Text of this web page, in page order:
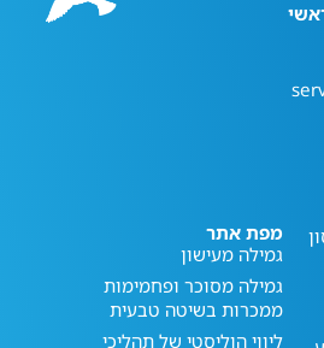
מפת אתר
גמילה מעישון
גמילה מסוכר ופחמימות
ממכרות בשיטה טבעית
ליווי הוליסטי של תהליכי